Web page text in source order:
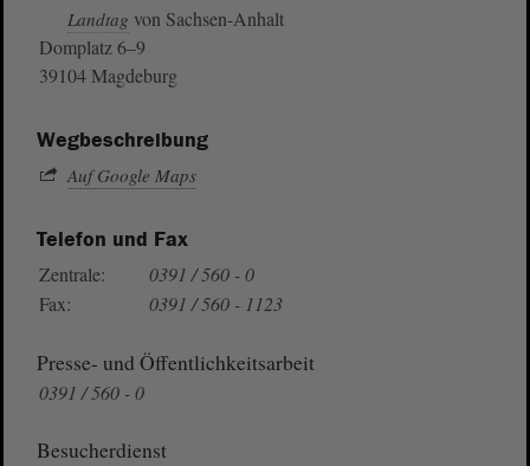
Landtag von Sachsen-Anhalt
Domplatz 6–9
39104 Magdeburg
Wegbeschreibung
Auf Google Maps
Telefon und Fax
Zentrale:
0391 / 560 - 0
Fax:
0391 / 560 - 1123
Presse- und Öffentlichkeitsarbeit
0391 / 560 - 0
Besucherdienst